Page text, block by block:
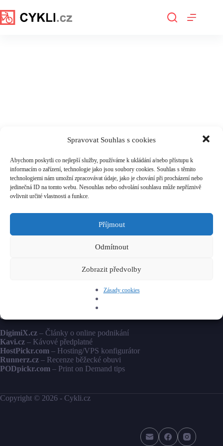
Spravovat Souhlas s cookies
Abychom poskytli co nejlepší služby, používáme k ukládání a/nebo přístupu k
informacím o zařízení, technologie jako jsou soubory cookies. Souhlas s těmito
technologiemi nám umožní zpracovávat údaje, jako je chování při procházení nebo
jedinečná ID na tomto webu. Nesouhlas nebo odvolání souhlasu může nepříznivě
ovlivnit určité vlastnosti a funkce.
Příjmout
Odmítnout
Zobrazit předvolby
Zásady cookies
to
content
Na stránkách Cykli.cz najdete nejen testy a recenze horských
kol, silničních kol, ale také recenze městských kol a
děti. A protože na kolo je vhodné být řádně vybaven, najdete
komponent a vybavení pro vaše kolo.
Oblíbené
DigimiX.cz – Články o online podnikání
Kavi.cz – Kávové předplatné
HostPickr.com – Hosting/VPS konfigurátor
Runnerz.cz – Recenze běžecké obuvi
PODpickr.com – Print on Demand tips
Copyright © 2026 - Cykli.cz